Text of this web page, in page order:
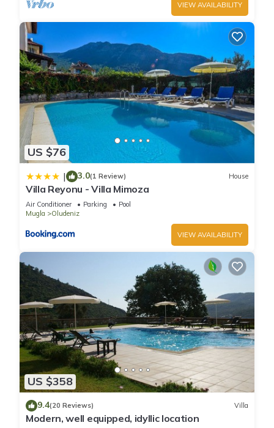
VIEW AVAILABILITY
US $76
| 3.0(1 Review) House
Villa Reyonu - Villa Mimoza
Air Conditioner Parking
Pool
Mugla
Oludeniz
VIEW AVAILABILITY
US $358
9.4(20 Reviews) Villa
Modern, well equipped, idyllic location